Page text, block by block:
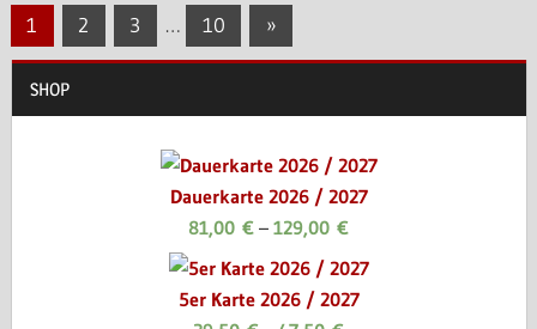
Seitennummerierung
der
Beiträge
1 2 3 … 10
Nächste
Beiträge
»
SHOP
Dauerkarte 2026 / 2027
81,00 € – 129,00 €
5er Karte 2026 / 2027